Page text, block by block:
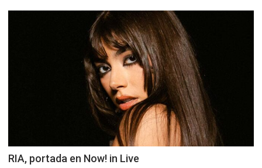
RIA, portada en Now! in Live